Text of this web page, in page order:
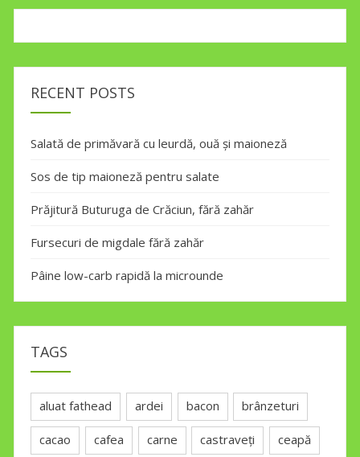
RECENT POSTS
Salată de primăvară cu leurdă, ouă și maioneză
Sos de tip maioneză pentru salate
Prăjitură Buturuga de Crăciun, fără zahăr
Fursecuri de migdale fără zahăr
Pâine low-carb rapidă la microunde
TAGS
aluat fathead ardei bacon brânzeturi
cacao cafea carne castraveți ceapă